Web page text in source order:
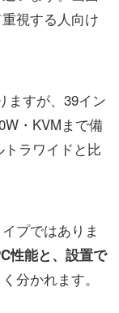
視する人向け
ますが、39イン
・KVMまで備
ラワイドと比
プではありま
性能と、設置で
分かれます。